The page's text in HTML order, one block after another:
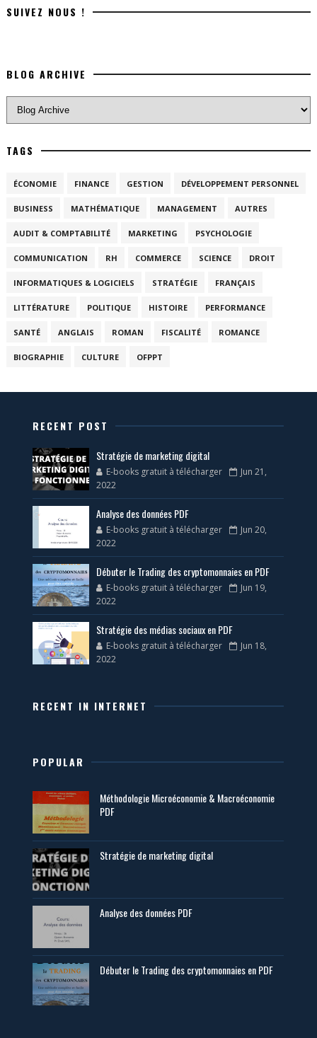
SUIVEZ NOUS !
BLOG ARCHIVE
TAGS
ÉCONOMIE FINANCE GESTION DÉVELOPPEMENT PERSONNEL
BUSINESS MATHÉMATIQUE MANAGEMENT AUTRES
AUDIT & COMPTABILITÉ MARKETING PSYCHOLOGIE
COMMUNICATION RH COMMERCE SCIENCE DROIT
INFORMATIQUES & LOGICIELS STRATÉGIE FRANÇAIS
LITTÉRATURE POLITIQUE HISTOIRE PERFORMANCE
SANTÉ ANGLAIS ROMAN FISCALITÉ ROMANCE
BIOGRAPHIE CULTURE OFPPT
RECENT POST
Stratégie de marketing digital
E-books gratuit à télécharger
Jun 21,
2022
Analyse des données PDF
E-books gratuit à télécharger
Jun 20,
2022
Débuter le Trading des cryptomonnaies en PDF
E-books gratuit à télécharger
Jun 19,
2022
Stratégie des médias sociaux en PDF
E-books gratuit à télécharger
Jun 18,
2022
RECENT IN INTERNET
POPULAR
Méthodologie Microéconomie & Macroéconomie
PDF
Stratégie de marketing digital
Analyse des données PDF
Débuter le Trading des cryptomonnaies en PDF